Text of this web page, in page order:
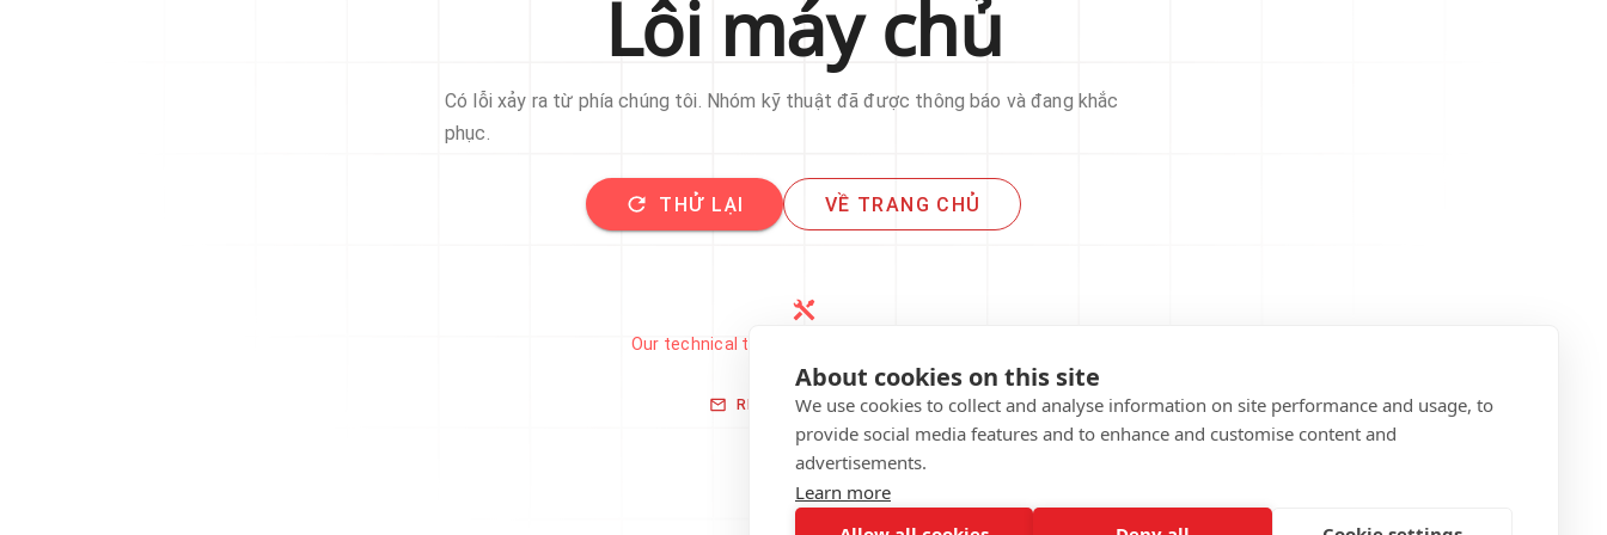
About cookies on this site
We use cookies to collect and analyse information on site performance and usage, to
provide social media features and to enhance and customise content and
advertisements.
Learn more
Lỗi máy chủ
Có lỗi xảy ra từ phía chúng tôi. Nhóm kỹ thuật đã được thông báo và đang khắc
phục.
THỬ LẠI VỀ TRANG CHỦ
Our technical team has been automatically
notified.
REPORT THIS ISSUE